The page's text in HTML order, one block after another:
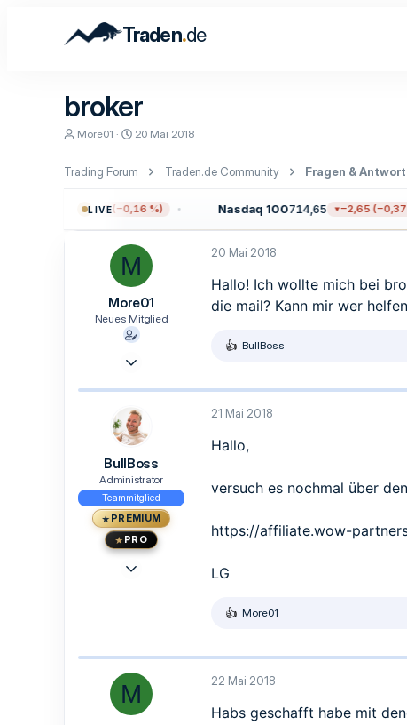
Traden.de
broker
E
t
e
More01
E
t
l
t
a
m
20 Mai 2018
Trading Forum Traden.de Community Fragen &
LIVE
−12,17 (−0,16 %) Nasdaq 100714,65 −2,65 (−0,37 %)
M
More01
Neues Mitglied
20 Mai 2018
Hallo! Ich wollte mich bei
die mail? Kann mir wer
R
k
n
:
BullBoss
BullBoss
Administrator
Teammitglied
PREMIUM
PRO
www.traden.de
21 Mai 2018
Hallo,
versuch es nochmal über
https://affiliate.wow-
LG
R
k
t
i
n
More01
M 22 Mai 2018
Habs geschafft habe mit